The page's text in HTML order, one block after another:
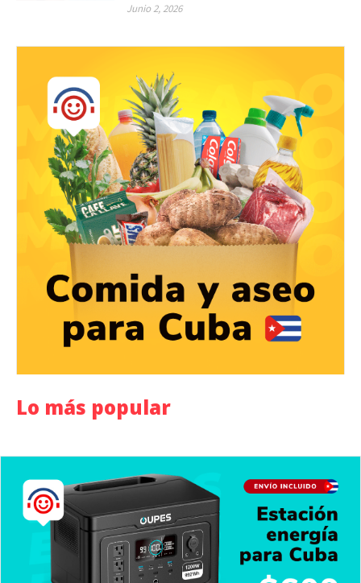
Junio 2, 2026
Lo más popular